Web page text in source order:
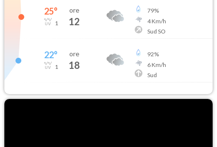
25°
1
ore
12
79%
4Km/h
Sud SO
22°
1
ore
18
92%
6Km/h
Sud